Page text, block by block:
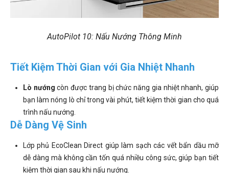
AutoPilot 10: Nấu Nướng Thông Minh
Tiết Kiệm Thời Gian với Gia Nhiệt Nhanh
Lò nướng còn được trang bị chức năng gia nhiệt nhanh, giúp
bạn làm nóng lò chỉ trong vài phút, tiết kiệm thời gian cho quá
trình nấu nướng.
Dễ Dàng Vệ Sinh
Lớp phủ EcoClean Direct giúp làm sạch các vết bẩn dầu mỡ
dễ dàng mà không cần tốn quá nhiều công sức, giúp bạn tiết
kiệm thời gian sau khi nấu nướng.